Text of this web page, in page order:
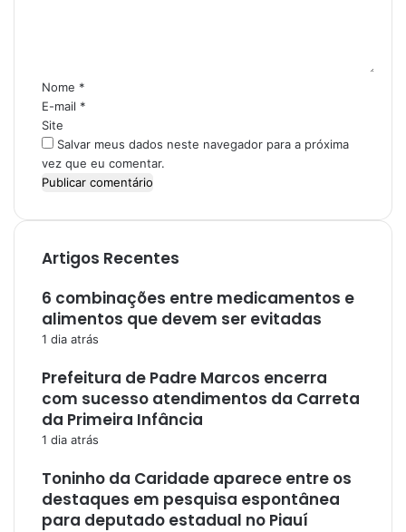
i
o
*
Nome *
E-mail *
Site
Salvar meus dados neste navegador para a próxima
vez que eu comentar.
Artigos Recentes
6 combinações entre medicamentos e
alimentos que devem ser evitadas
1 dia atrás
Prefeitura de Padre Marcos encerra
com sucesso atendimentos da Carreta
da Primeira Infância
1 dia atrás
Toninho da Caridade aparece entre os
destaques em pesquisa espontânea
para deputado estadual no Piauí